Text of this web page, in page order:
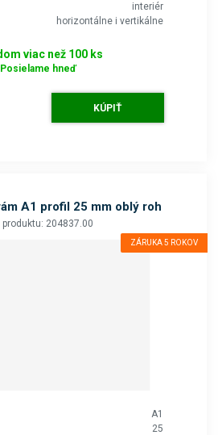
interiér
horizontálne i vertikálne
viac než 100 ks
Posielame hneď
KÚPIŤ
A1 profil 25 mm oblý roh
produktu: 204837.00
ZÁRUKA 5 ROKOV
A1
25